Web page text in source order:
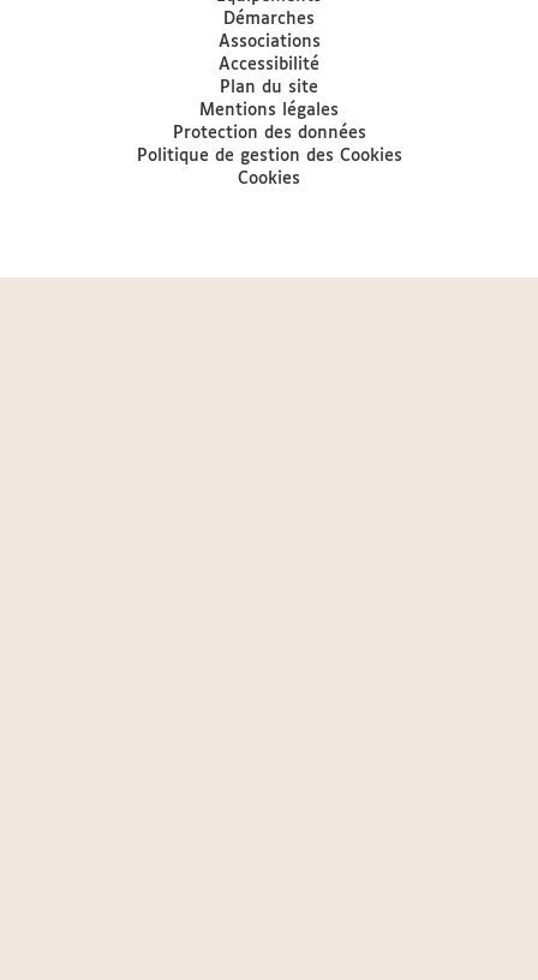
Démarches
Associations
Accessibilité
Plan du site
Mentions légales
Protection des données
Politique de gestion des Cookies
Cookies